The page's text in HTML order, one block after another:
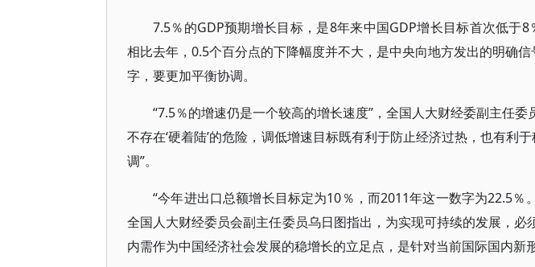
7.5％的GDP预期增长目标，是8年来中国GDP增长目标首次低于8
相比去年，0.5个百分点的下降幅度并不大，是中央向地方发出的明确
字，要更加平衡协调。
“7.5％的增速仍是一个较高的增长速度”，全国人大财经委副主任委
不存在‘硬着陆’的危险，调低增速目标既有利于防止经济过热，也有利
调”。
“今年进出口总额增长目标定为10％，而2011年这一数字为22.5％
全国人大财经委员会副主任委员乌日图指出，为实现可持续的发展，必
内需作为中国经济社会发展的稳增长的立足点，是针对当前国际国内新